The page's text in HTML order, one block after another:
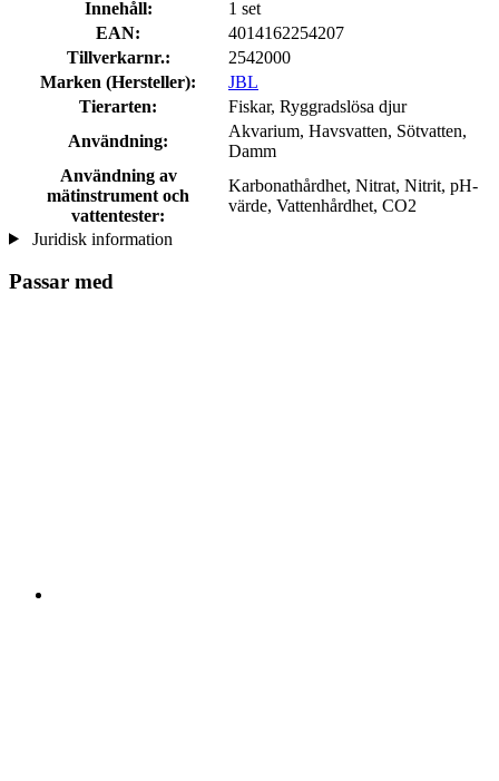
Innehåll:
1 set
EAN:
4014162254207
Tillverkarnr.:
2542000
Marken (Hersteller):
JBL
Tierarten:
Fiskar, Ryggradslösa djur
Användning:
Akvarium, Havsvatten, Sötvatten,
Damm
Användning av
mätinstrument och
vattentester:
Karbonathårdhet, Nitrat, Nitrit, pH-
värde, Vattenhårdhet, CO2
Juridisk information
Passar med